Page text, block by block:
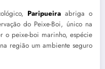
Paripueiraabriga o
do Peixe-Boi, único na
o peixe-boi marinho, espécie
região um ambiente seguro